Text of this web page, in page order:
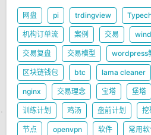
网盘 pi trdingview
机构订单流 案例 交易
交易复盘 交易模型 wordpress
区块链钱包 btc lama cleaner
nginx 交易理念 宝塔 堡塔
训练计划 鸡汤 盘前计划 挖
节点 openvpn 软件 常用